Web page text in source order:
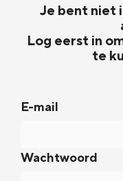
Je bent niet
Log eerst in
te
E-mail
Wachtwoord